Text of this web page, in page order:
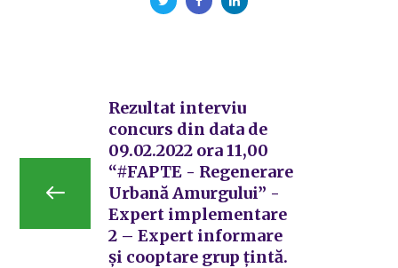
Rezultat interviu
concurs din data de
09.02.2022 ora 11,00
“#FAPTE - Regenerare
Urbană Amurgului” -
Expert implementare
2 – Expert informare
și cooptare grup țintă.